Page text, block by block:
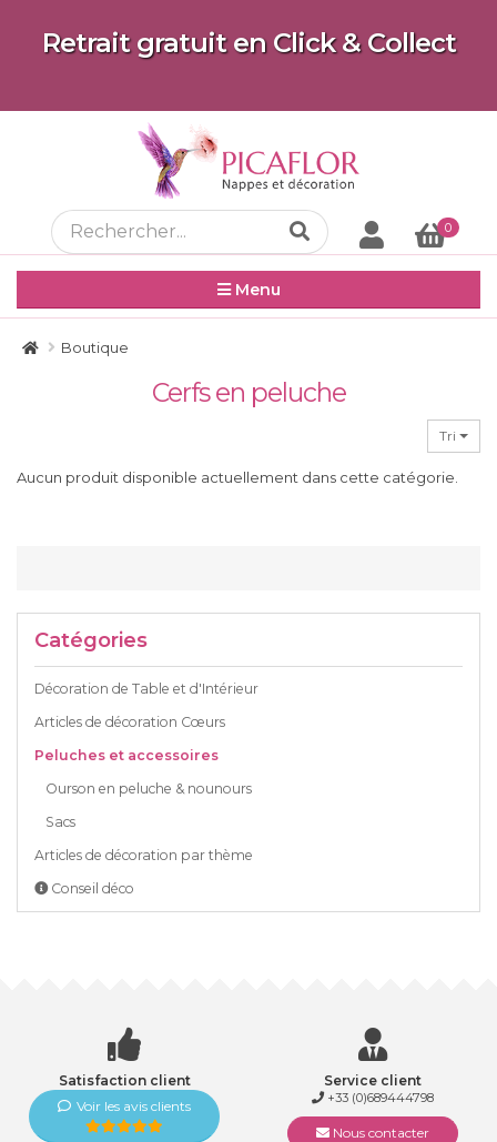
Retrait gratuit en Click & Collect
0
Menu
Boutique
Cerfs en peluche
Tri
Aucun produit disponible actuellement dans cette catégorie.
Catégories
Décoration de Table et d'Intérieur
Articles de décoration Cœurs
Peluches et accessoires
Ourson en peluche & nounours
Sacs
Articles de décoration par thème
Conseil déco
Satisfaction client
Voir les avis clients
Service client
+33 (0)689444798
Nous contacter